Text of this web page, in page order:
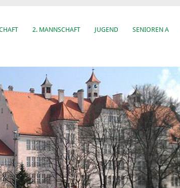
2. MANNSCHAFT JUGEND SENIOREN A